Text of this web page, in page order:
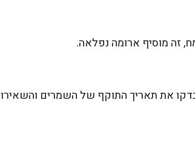
זה מוסיף ארומה נפלאה.
את תאריך התוקף של השמרים והשאירו